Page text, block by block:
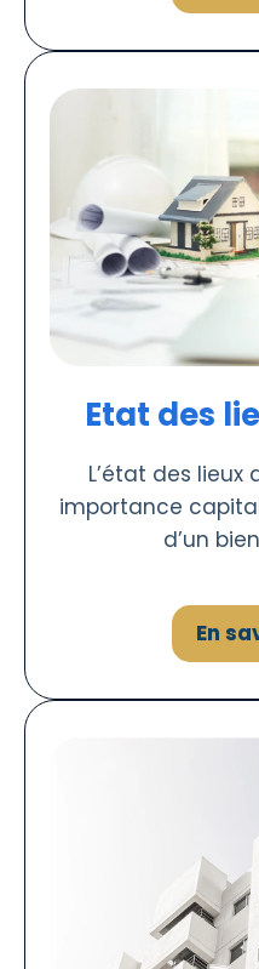
Etat des
L’état des
importance
d’un
En